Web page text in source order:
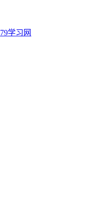
79学习网